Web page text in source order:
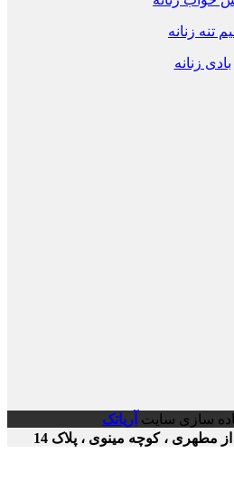
زنانه
زنانه
، کوچه مینوی ، پلاک 14
سازی سایتآریاتک